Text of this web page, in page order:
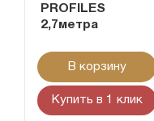
PROFILES
2,7метра
В корзину
Купить в 1 клик